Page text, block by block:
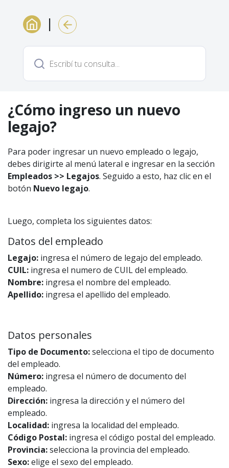
|
¿Cómo ingreso un nuevo
legajo?
Para poder ingresar un nuevo empleado o legajo,
debes dirigirte al menú lateral e ingresar en la sección
Empleados >> Legajos. Seguido a esto, haz clic en el
botón Nuevo legajo.
Luego, completa los siguientes datos:
Datos del empleado
Legajo: ingresa el número de legajo del empleado.
CUIL: ingresa el numero de CUIL del empleado.
Nombre: ingresa el nombre del empleado.
Apellido: ingresa el apellido del empleado.
Datos personales
Tipo de Documento:selecciona el tipo de documento
del empleado.
Número: ingresa el número de documento del
empleado.
Dirección: ingresa la dirección y el número del
empleado.
Localidad: ingresa la localidad del empleado.
Código Postal: ingresa el código postal del empleado.
Provincia:selecciona la provincia del empleado.
Sexo:elige el sexo del empleado.